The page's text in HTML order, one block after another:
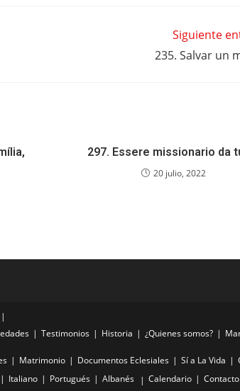
Siguiente
235. Salvar un
297. Essere missionario da
20 julio, 2022
Testimonios Historia ¿Quienes somos?
Matrimonio Documentos Eclesiales Sí a La Vida
Italiano Portugués Albanés Calendario Contacto